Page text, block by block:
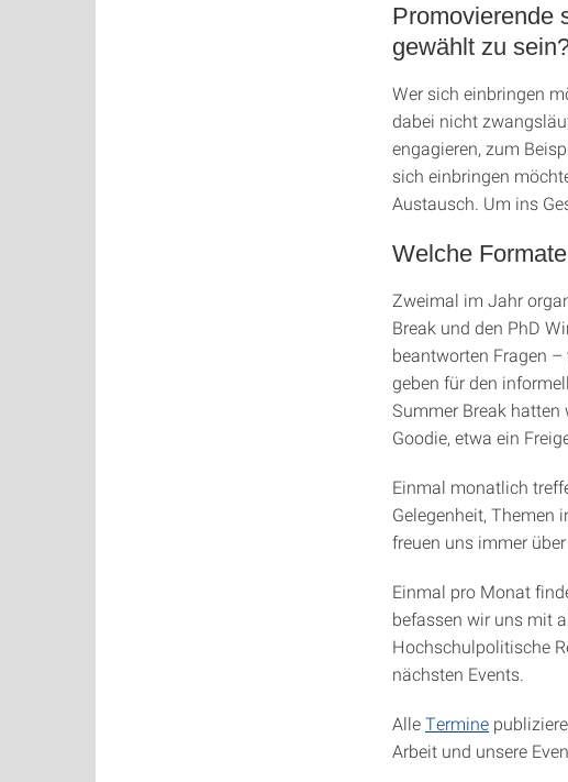
Promovierende
gewählt zu
Wer sich einbringen
dabei nicht
engagieren, zum
sich einbringen
Austausch. Um ins
Welche
Zweimal im Jahr
Break und den PhD
beantworten Fragen
geben für den
Summer Break
Goodie, etwa ein
Einmal monatlich
Gelegenheit, Themen
freuen uns immer
Einmal pro Monat
befassen wir uns mit
Hochschulpolitische
nächsten Events.
AlleTermine
Arbeit und unsere